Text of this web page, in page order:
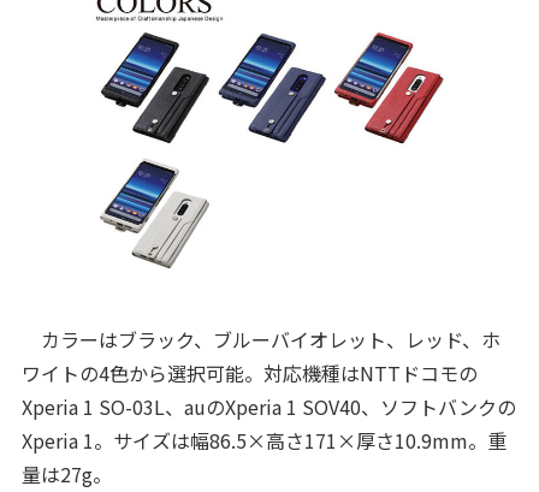
カラーはブラック、ブルーバイオレット、レッド、ホ
ワイトの4色から選択可能。対応機種はNTTドコモの
Xperia 1 SO-03L、auのXperia 1 SOV40、ソフトバンクの
Xperia 1。サイズは幅86.5×高さ171×厚さ10.9mm。重
量は27g。